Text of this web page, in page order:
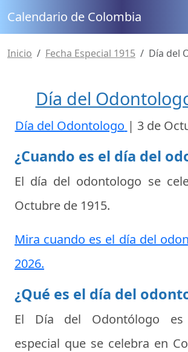
Calendario de Colombia
Inicio Fecha Especial 1915 Día del
Día del
Día del Odontologo | 3 de
¿Cuando es el día del
El día del odontologo se
Octubre de 1915.
Mira cuando es el día del
2026.
¿Qué es el día del
El Día del Odontólogo es
especial que se celebra en